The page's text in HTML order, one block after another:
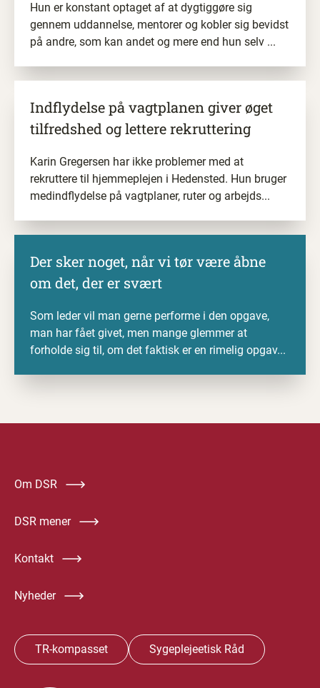
Hun er konstant optaget af at dygtiggøre sig
gennem uddannelse, mentorer og kobler sig bevidst
på andre, som kan andet og mere end hun selv ...
Indflydelse på vagtplanen giver øget
tilfredshed og lettere rekruttering
Karin Gregersen har ikke problemer med at
rekruttere til hjemmeplejen i Hedensted. Hun bruger
medindflydelse på vagtplaner, ruter og arbejds...
Der sker noget, når vi tør væreåbne
om det, der er svært
Som leder vil man gerne performe i den opgave,
man har fået givet, men mange glemmer at
forholde sig til, om det faktisk er en rimelig opgav...
Om DSR
DSR mener
Kontakt
Nyheder
TR-kompasset Sygeplejeetisk Råd